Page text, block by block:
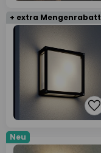
+ extra Mengenrabatt
Neu